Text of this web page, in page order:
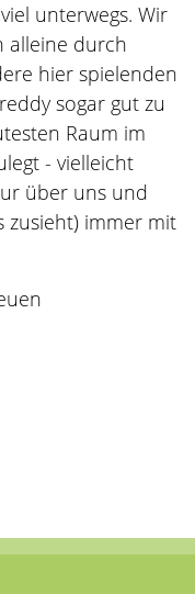
unterwegs. Wir
alleine durch
hier spielenden
sogar gut zu
Raum im
- vielleicht
über uns und
zusieht) immer mit